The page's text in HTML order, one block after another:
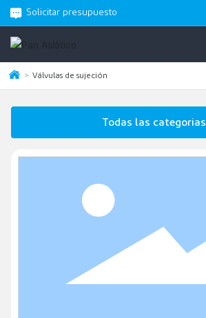
Solicitar presupuesto
CASA
Válvulas de sujeción
Todas las categorias